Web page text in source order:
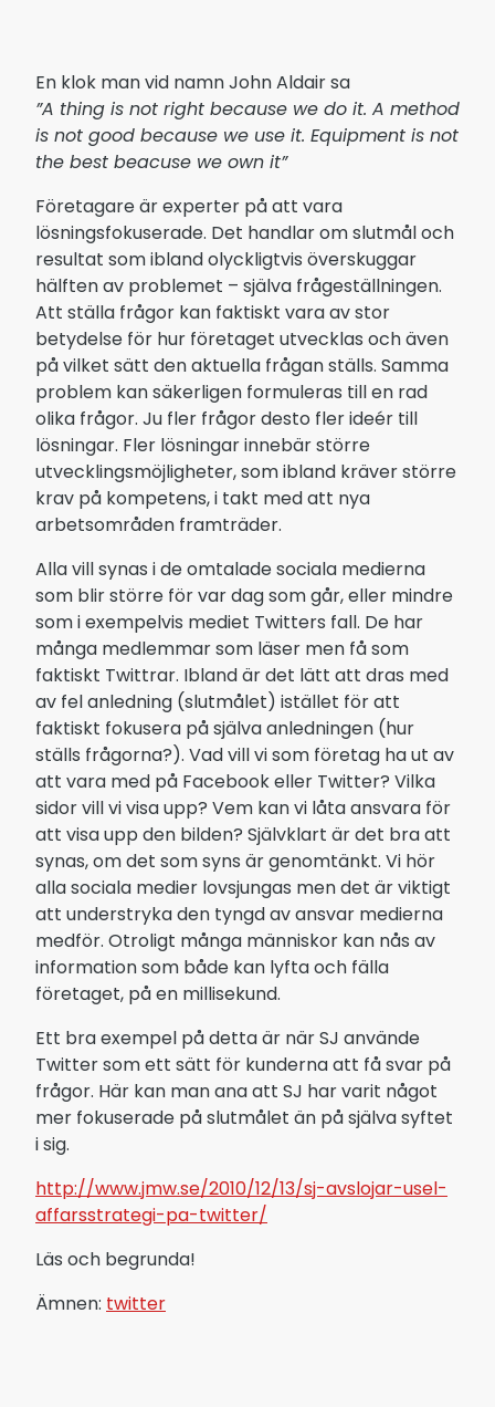
En klok man vid namn John Aldair sa
”A thing is not right because we do it. A method
is not good because we use it. Equipment is not
the best beacuse we own it”
Företagare är experter på att vara
lösningsfokuserade. Det handlar om slutmål och
resultat som ibland olyckligtvis överskuggar
hälften av problemet – själva frågeställningen.
Att ställa frågor kan faktiskt vara av stor
betydelse för hur företaget utvecklas och även
på vilket sätt den aktuella frågan ställs. Samma
problem kan säkerligen formuleras till en rad
olika frågor. Ju fler frågor desto fler ideér till
lösningar. Fler lösningar innebär större
utvecklingsmöjligheter, som ibland kräver större
krav på kompetens, i takt med att nya
arbetsområden framträder.
Alla vill synas i de omtalade sociala medierna
som blir större för var dag som går, eller mindre
som i exempelvis mediet Twitters fall. De har
många medlemmar som läser men få som
faktiskt Twittrar. Ibland är det lätt att dras med
av fel anledning (slutmålet) istället för att
faktiskt fokusera på själva anledningen (hur
ställs frågorna?). Vad vill vi som företag ha ut av
att vara med på Facebook eller Twitter? Vilka
sidor vill vi visa upp? Vem kan vi låta ansvara för
att visa upp den bilden? Självklart är det bra att
synas, om det som syns är genomtänkt. Vi hör
alla sociala medier lovsjungas men det är viktigt
att understryka den tyngd av ansvar medierna
medför. Otroligt många människor kan nås av
information som både kan lyfta och fälla
företaget, på en millisekund.
Ett bra exempel på detta är när SJ använde
Twitter som ett sätt för kunderna att få svar på
frågor. Här kan man ana att SJ har varit något
mer fokuserade på slutmålet än på själva syftet
i sig.
http://www.jmw.se/2010/12/13/sj-avslojar-usel-
affarsstrategi-pa-twitter/
Läs och begrunda!
Ämnen: twitter